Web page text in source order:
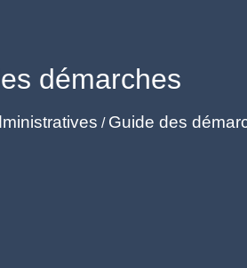
démarches
/ Guide des